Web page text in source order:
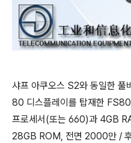
샤프 아쿠오스 S2와 동일한
80 디스플레이를 탑재한
프로세서(또는 660)과 4GB
28GB ROM, 전면 2000만 /